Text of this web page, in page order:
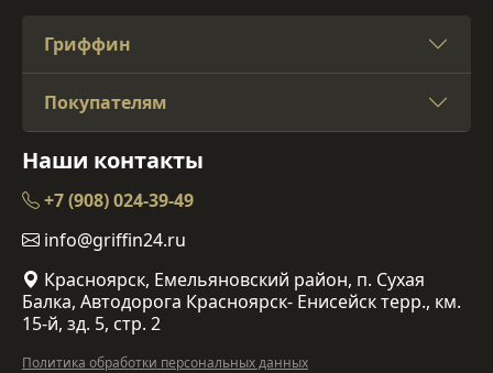
Гриффин
Покупателям
Наши контакты
+7 (908) 024-39-49
info@griffin24.ru
Красноярск, Емельяновский район, п. Сухая
Балка, Автодорога Красноярск- Енисейск терр., км.
15-й, зд. 5, стр. 2
Политика обработки персональных данных